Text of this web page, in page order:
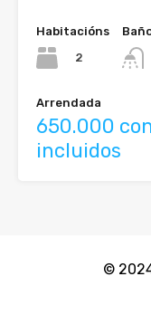
Habitacións
2
Arrendada
650.000
incluidos
©